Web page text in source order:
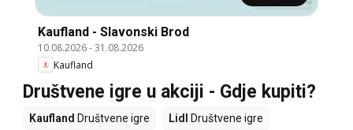
Kaufland - Slavonski Brod
10.08.2026-31.08.2026
Kaufland
Društvene igre u akciji - Gdje kupiti?
Kaufland Društvene igre Lidl Društvene igre